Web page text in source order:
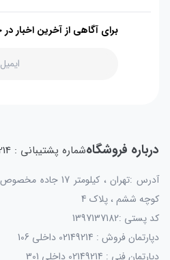
برای آگاهی از آخرین اخبار
درباره فروشگاهشماره پشتیبانی : 02149214
آدرس :تهران ،
کوچه ششم ، پلاک 4
کد پستی :1397137182
دپارتمان فروش : 02149214 داخلی 106
دپارتمان فنی : 02149214 داخلی 301